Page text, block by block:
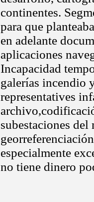
continentes.
para que
en adelante
aplicaciones
Incapacidad
galerías incendio
representatives
subestaciones
especialmente
no tiene dinero